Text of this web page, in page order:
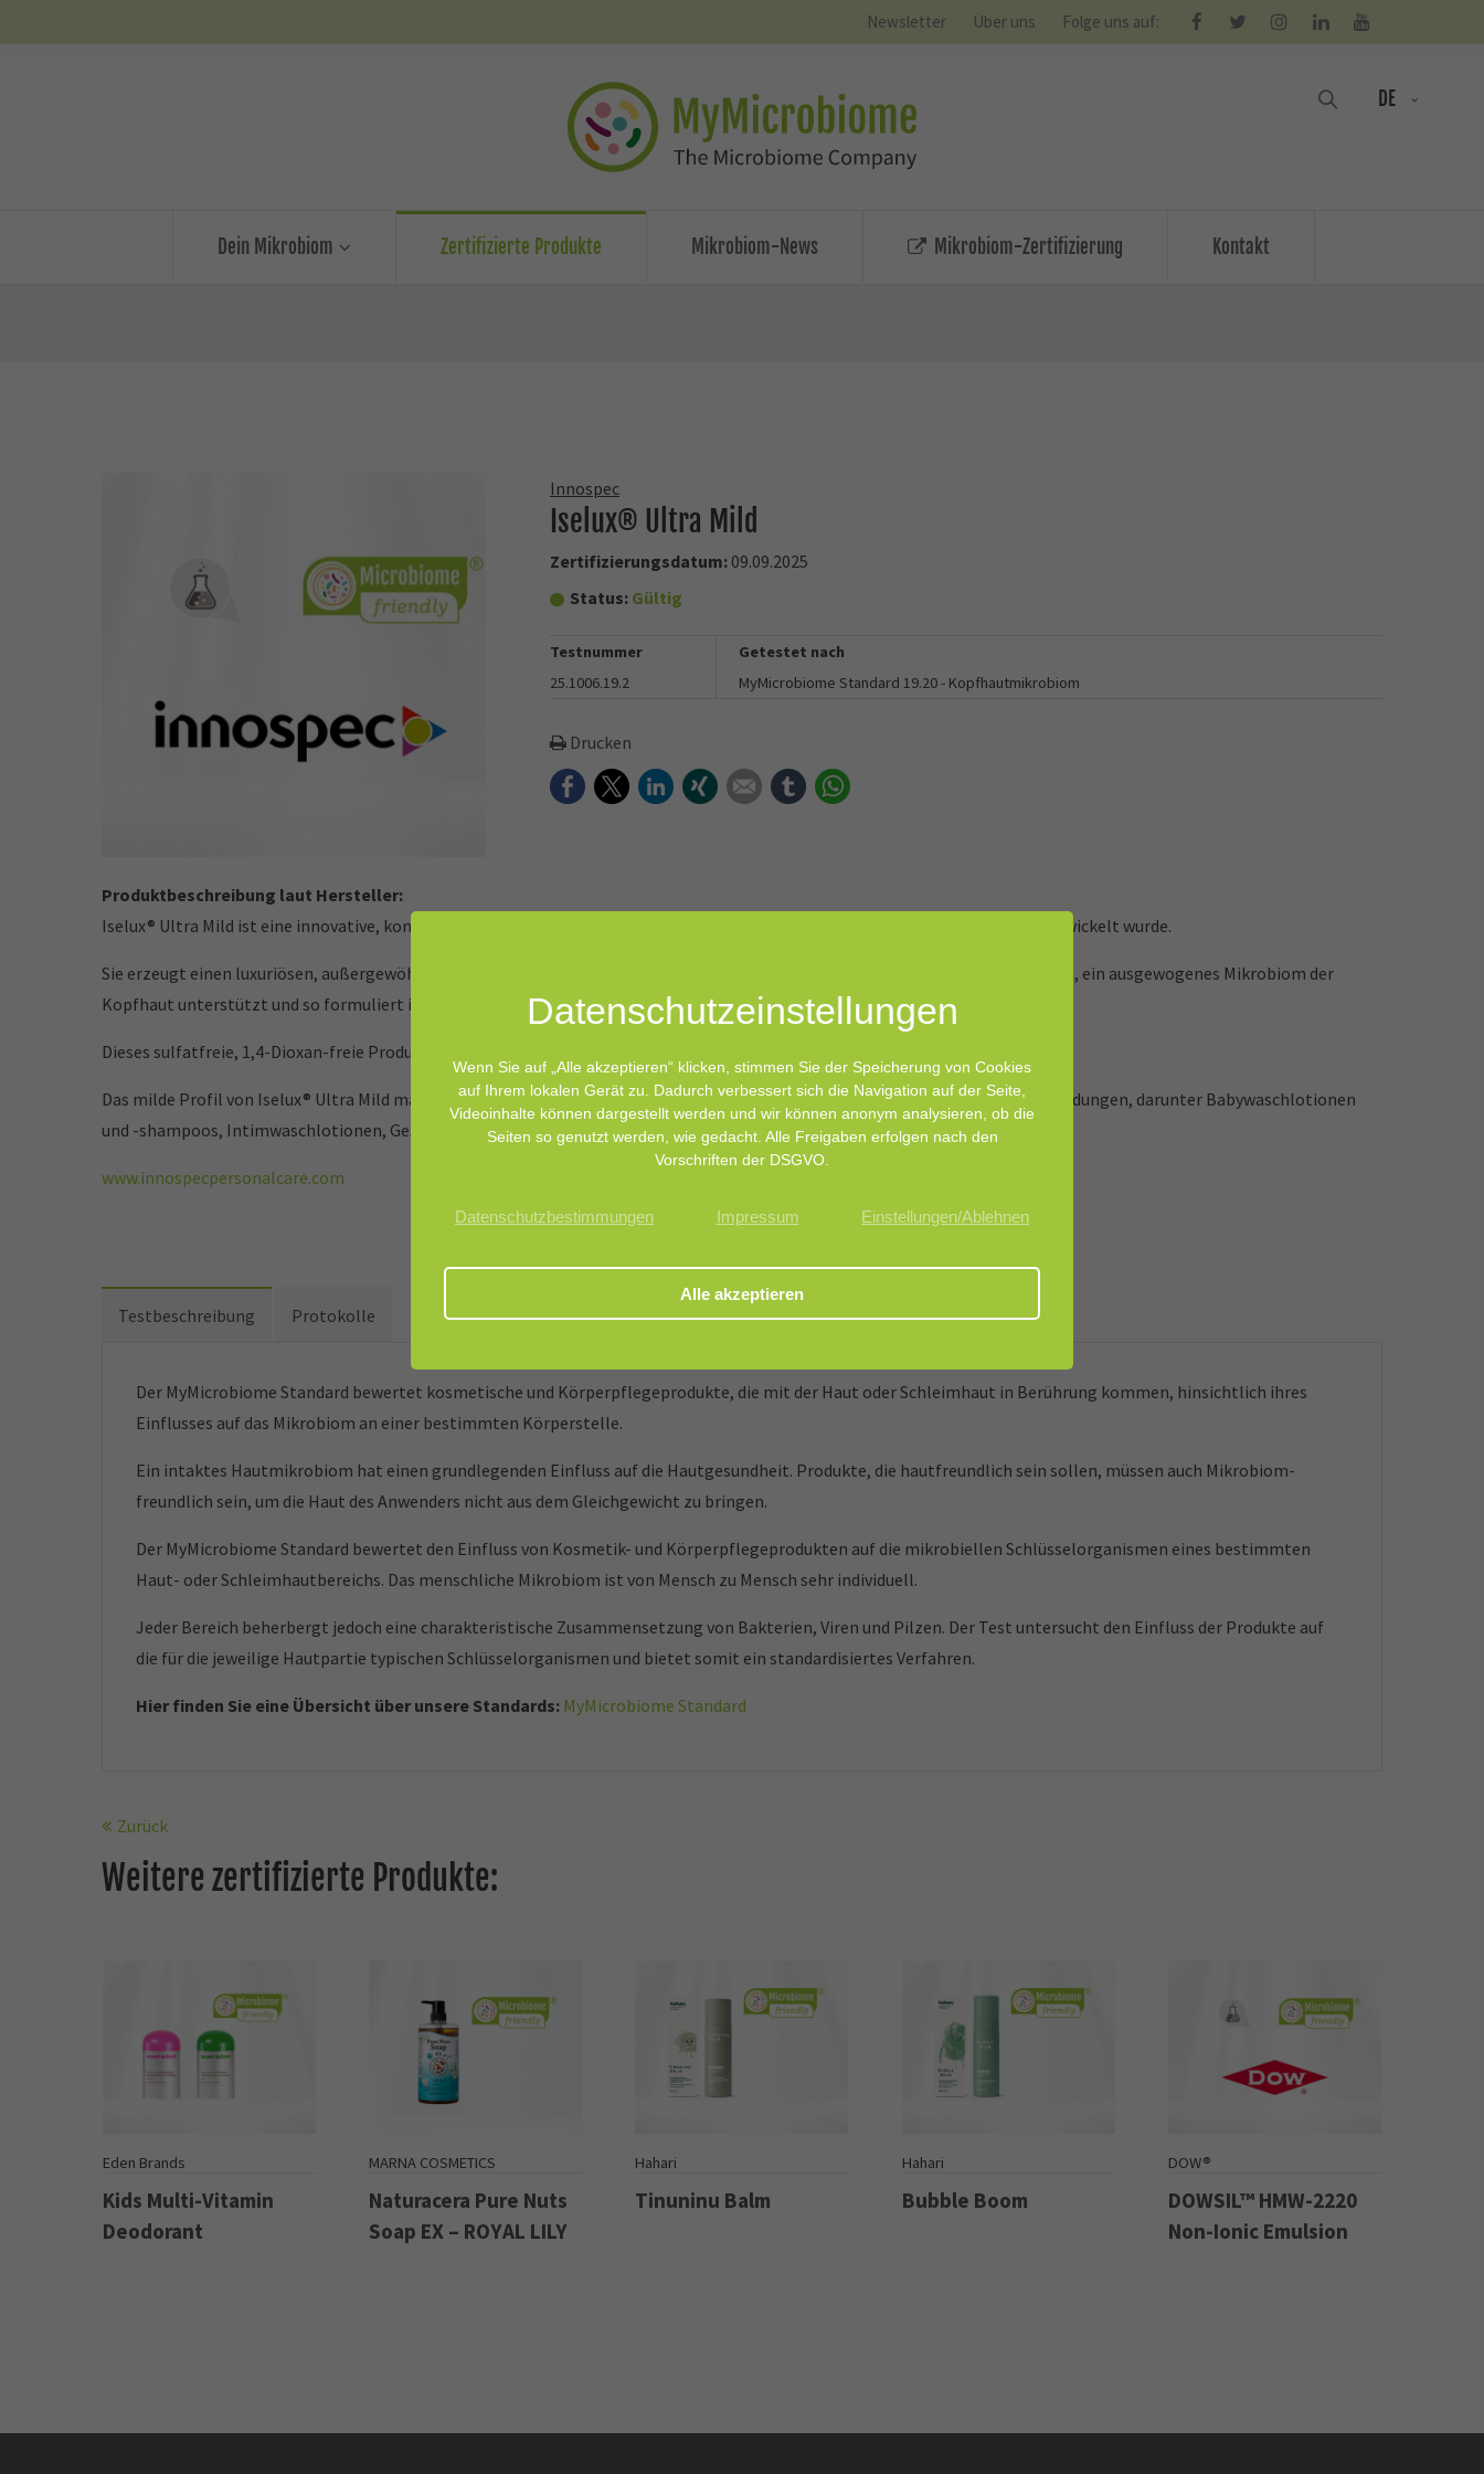
Newsletter Über uns Folge uns auf:
DE
Dein Mikrobiom Zertifizierte Produkte Mikrobiom-News Mikrobiom-Zertifizierung Kontakt
Innospec
Iselux® Ultra Mild
Zertifizierungsdatum: 09.09.2025
Status: Gültig
Testnummer
25.1006.19.2
Getestet nach
MyMicrobiome Standard 19.20 - Kopfhautmikrobiom
Drucken
FacebookTwitterLinkedInXing E-mail tumblr
Produktbeschreibung laut Hersteller:
Iselux® Ultra Mild ist eine innovative, konzentrierte Tensidmischung von Innospec, die für sanfte Reinigungsformulierungen entwickelt wurde.
Sie erzeugt einen luxuriösen, außergewöhnlich milden Schaum, der ideal für Shampoos und die Pflege empfindlicher Kopfhaut ist, ein ausgewogenes Mikrobiom der
Kopfhaut unterstützt und so formuliert ist, dass er besonders mild zur Haut und nicht reizend für die Augen ist.
Dieses sulfatfreie, 1,4-Dioxan-freie Produkt basiert auf natürlichen Inhaltsstoffen und ist leicht biologisch abbaubar.
Das milde Profil von Iselux® Ultra Mild macht es äußerst vielseitig und ideal für den Einsatz in vielen anderen ultra-milden Anwendungen, darunter Babywaschlotionen
und -shampoos, Intimwaschlotionen, Gesichtswaschlotionen, ultra-milde Reinigungsmittel und Tierpflegeformulierungen.
www.innospecpersonalcare.com
Testbeschreibung Protokolle
Der MyMicrobiome Standard bewertet kosmetische und Körperpflegeprodukte, die mit der Haut oder Schleimhaut in Berührung kommen, hinsichtlich ihres
Einflusses auf das Mikrobiom an einer bestimmten Körperstelle.
Ein intaktes Hautmikrobiom hat einen grundlegenden Einfluss auf die Hautgesundheit. Produkte, die hautfreundlich sein sollen, müssen auch Mikrobiom-
freundlich sein, um die Haut des Anwenders nicht aus dem Gleichgewicht zu bringen.
Der MyMicrobiome Standard bewertet den Einfluss von Kosmetik- und Körperpflegeprodukten auf die mikrobiellen Schlüsselorganismen eines bestimmten
Haut- oder Schleimhautbereichs. Das menschliche Mikrobiom ist von Mensch zu Mensch sehr individuell.
Jeder Bereich beherbergt jedoch eine charakteristische Zusammensetzung von Bakterien, Viren und Pilzen. Der Test untersucht den Einfluss der Produkte auf
die für die jeweilige Hautpartie typischen Schlüsselorganismen und bietet somit ein standardisiertes Verfahren.
Hier finden Sie eine Übersicht über unsere Standards: MyMicrobiome Standard
Zurück
Weitere zertifizierte Produkte:
Eden Brands
Kids Multi-Vitamin
Deodorant
MARNA COSMETICS
Naturacera Pure Nuts
Soap EX – ROYAL LILY
Hahari
Tinuninu Balm
Hahari
Bubble Boom
DOW®
DOWSIL™ HMW-2220
Non-Ionic Emulsion
Datenschutz­einstellungen
Wenn Sie auf „Alle akzeptieren“ klicken, stimmen Sie der Speicherung von Cookies
auf Ihrem lokalen Gerät zu. Dadurch verbessert sich die Navigation auf der Seite,
Videoinhalte können dargestellt werden und wir können anonym analysieren, ob die
Seiten so genutzt werden, wie gedacht. Alle Freigaben erfolgen nach den
Vorschriften der DSGVO.
Datenschutzbestimmungen Impressum Einstellungen/Ablehnen